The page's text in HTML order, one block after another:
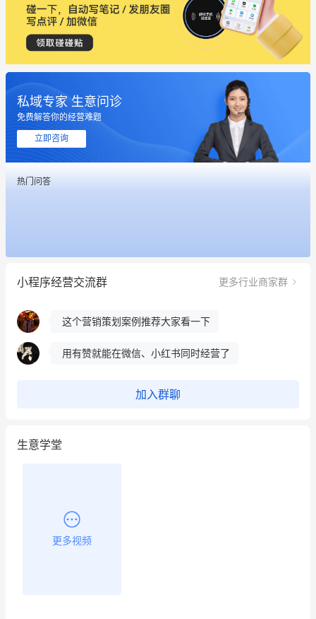
私域专家 生意问诊
免费解答你的经营难题
立即咨询
热门问答
小程序经营交流群 更多行业商家群
这个营销策划案例推荐大家看一下
冰墩墩货源充足需要的联系我
这个营销策划案例推荐大家看一下
用有赞就能在微信、小红书同时经营了
加入群聊
生意学堂
更多视频